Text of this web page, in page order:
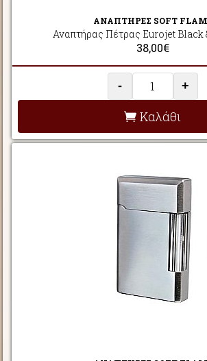
ΑΝΑΠΤΗΡΕΣ SOFT
Αναπτήρας Πέτρας Eurojet Black
38,00€
- +
Καλάθι